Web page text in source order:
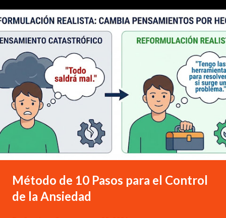
Método de 10 Pasos para el Control
de la Ansiedad